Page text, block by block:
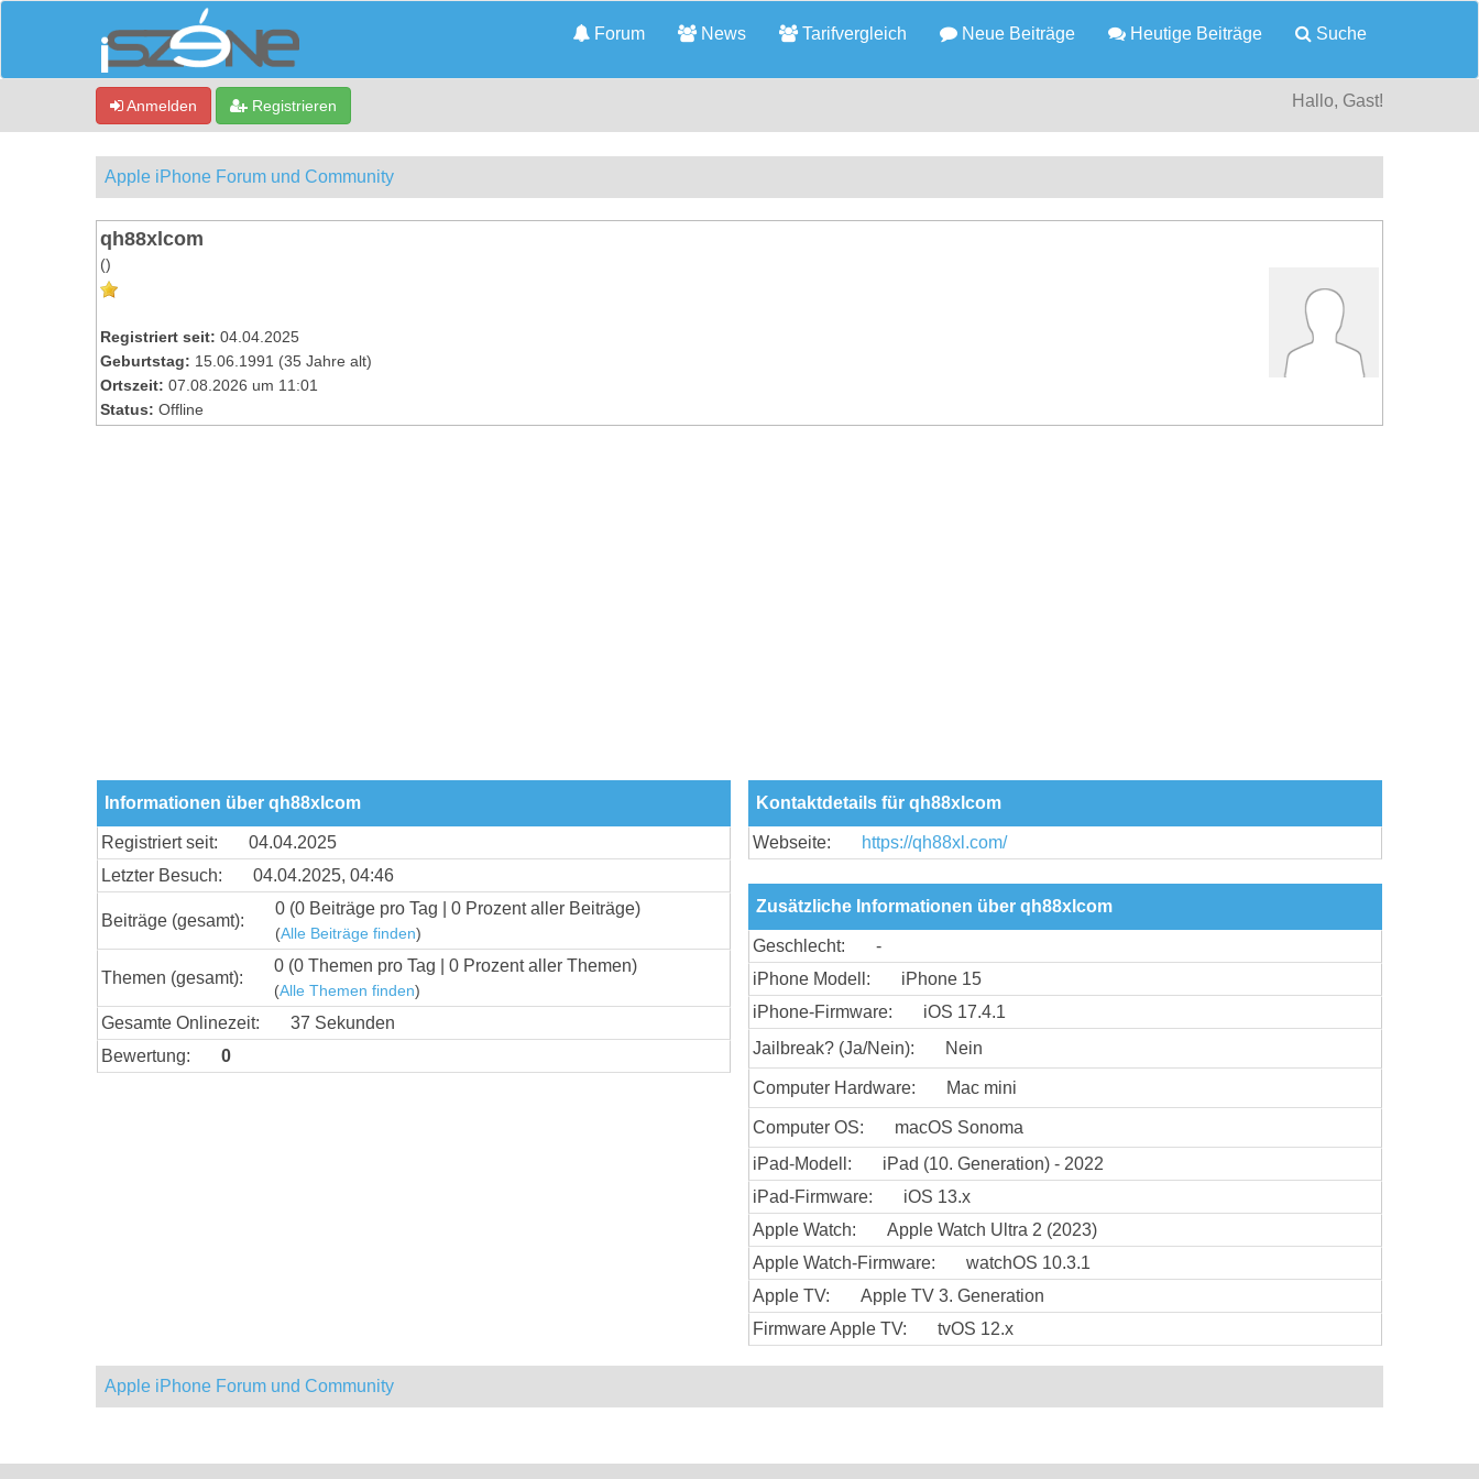
Forum News Tarifvergleich Neue Beiträge Heutige Beiträge Suche
Anmelden Registrieren Hallo, Gast!
Apple iPhone Forum und Community
qh88xlcom
()
Registriert seit: 04.04.2025
Geburtstag: 15.06.1991 (35 Jahre alt)
Ortszeit: 07.08.2026 um 11:01
Status: Offline
Informationen über qh88xlcom
Registriert seit:
04.04.2025
Letzter Besuch:
04.04.2025, 04:46
Beiträge (gesamt):
0 (0 Beiträge pro Tag | 0 Prozent aller Beiträge)
(Alle Beiträge finden)
Themen (gesamt):
0 (0 Themen pro Tag | 0 Prozent aller Themen)
(Alle Themen finden)
Gesamte Onlinezeit:
37 Sekunden
Bewertung:
0
Kontaktdetails für qh88xlcom
Webseite: https://qh88xl.com/
Zusätzliche Informationen über qh88xlcom
Geschlecht:
-
iPhone Modell:
iPhone 15
iPhone-Firmware:
iOS 17.4.1
Jailbreak? (Ja/Nein):
Nein
Computer Hardware: Mac mini
Computer OS:
macOS Sonoma
iPad-Modell:
iPad (10. Generation) - 2022
iPad-Firmware:
iOS 13.x
Apple Watch:
Apple Watch Ultra 2 (2023)
Apple Watch-Firmware:
watchOS 10.3.1
Apple TV:
Apple TV 3. Generation
Firmware Apple TV:
tvOS 12.x
Apple iPhone Forum und Community